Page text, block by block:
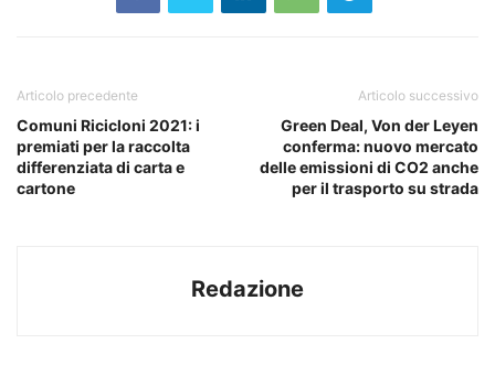
Articolo precedente
Comuni Ricicloni 2021: i
premiati per la raccolta
differenziata di carta e
cartone
Articolo successivo
Green Deal, Von der Leyen
conferma: nuovo mercato
delle emissioni di CO2 anche
per il trasporto su strada
Redazione